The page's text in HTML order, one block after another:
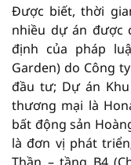
Được biết, thời
nhiều dự án được
định của pháp
Garden) do Công
đầu tư; Dự án
thương mại là
bất động sản
là đơn vị phát triển